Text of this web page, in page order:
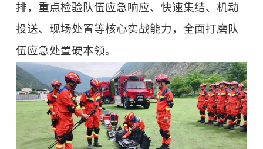
排，重点检验队伍应急响应、快速集结、机动
投送、现场处置等核心实战能力，全面打磨队
伍应急处置硬本领。